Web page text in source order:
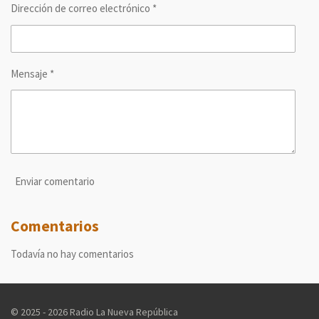
Dirección de correo electrónico *
Mensaje *
Enviar comentario
Comentarios
Todavía no hay comentarios
© 2025 - 2026 Radio La Nueva República